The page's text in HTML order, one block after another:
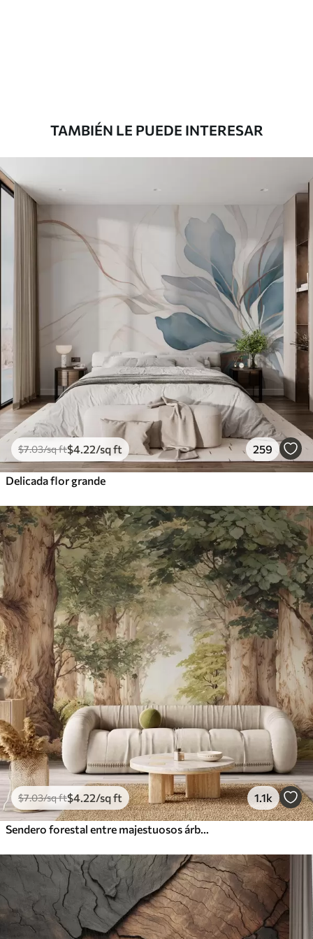
12.77$7.66/sq ft
TAMBIÉN LE PUEDE INTERESAR
$7.03/sq ft$4.22/sq ft 259
Delicada flor grande
$7.03/sq ft$4.22/sq ft 1.1k
Sendero forestal entre majestuosos árboles en estilo acuarela